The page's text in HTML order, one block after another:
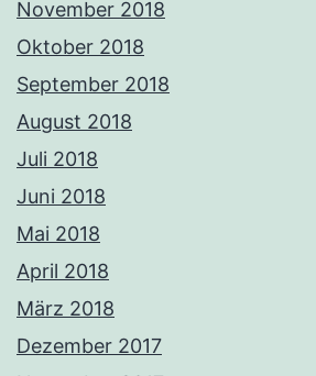
November 2018
Oktober 2018
September 2018
August 2018
Juli 2018
Juni 2018
Mai 2018
April 2018
März 2018
Dezember 2017